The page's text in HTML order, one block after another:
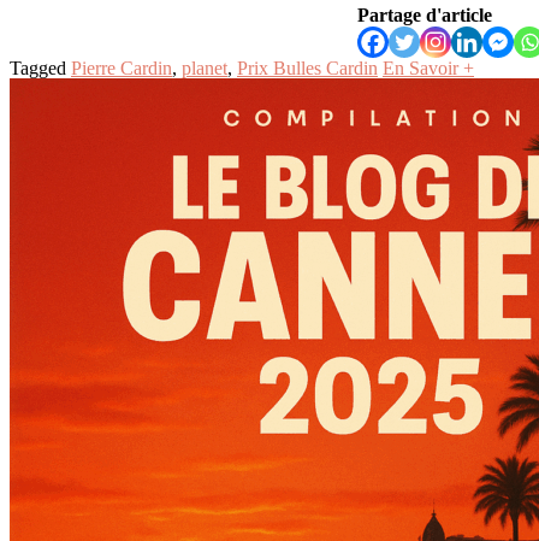
Partage d'article
Tagged Pierre Cardin, planet, Prix Bulles Cardin En Savoir +